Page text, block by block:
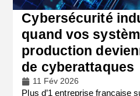
Cybersécurité
quand vos
production
de cyberattaques
11 Fév 2026
Plus d’1 entreprise française